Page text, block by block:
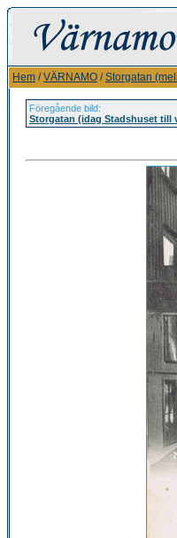
Hem /VÄRNAMO /Storgatan
Föregående bild:
Storgatan (idag Stadshuset till